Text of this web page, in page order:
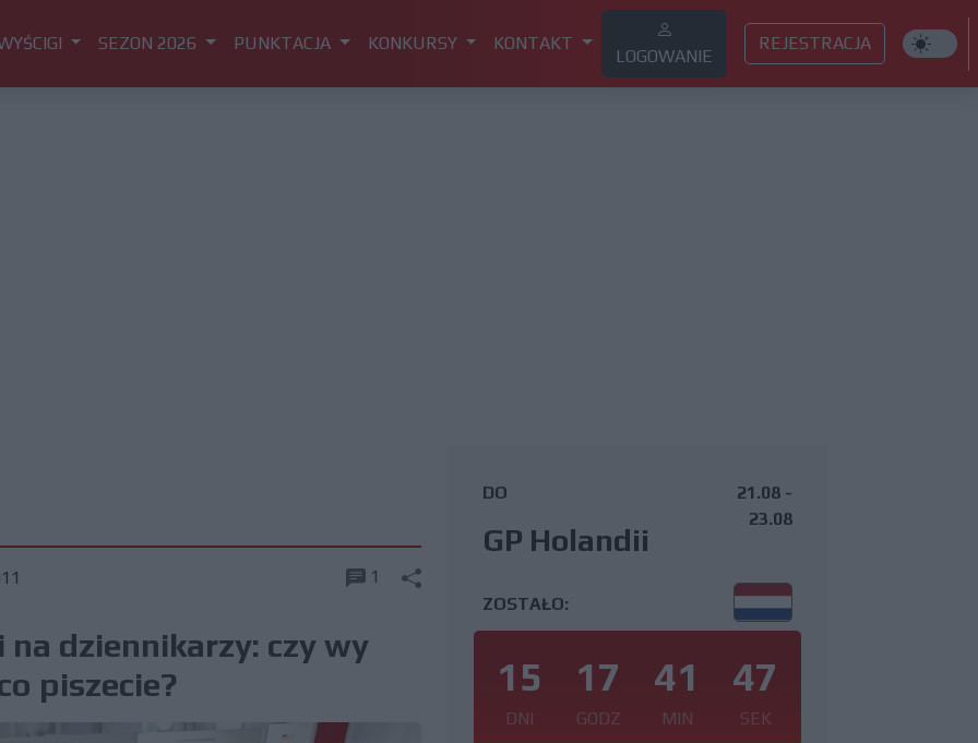
SEZON 2026 PUNKTACJA KONKURSY KONTAKT
LOGOWANIE
REJESTRACJA
1
dziennikarzy: czy wy
piszecie?
DO
GP Holandii
21.08 -
23.08
ZOSTAŁO:
15
DNI
17
GODZ
41
MIN
46
SEK